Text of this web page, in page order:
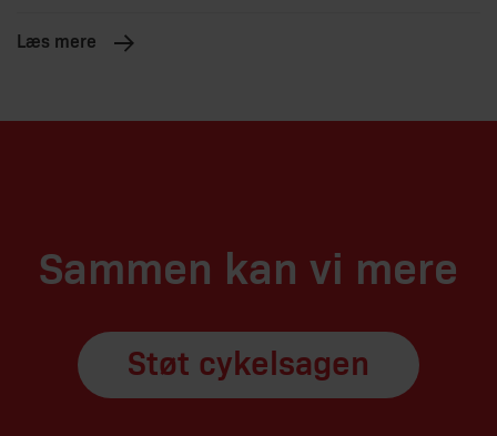
Læs mere
Sammen kan vi mere
Støt cykelsagen